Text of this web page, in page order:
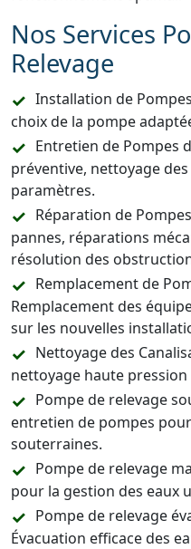
Nos Services
Relevage
Installation de
choix de la pompe
Entretien de Pompes
préventive, nettoyage
paramètres.
Réparation de
pannes, réparations
résolution des
Remplacement de
Remplacement des
sur les nouvelles
Nettoyage des
nettoyage haute
Pompe de relevage
entretien de pompes
souterraines.
Pompe de relevage
pour la gestion des eaux
Pompe de relevage
Évacuation efficace des